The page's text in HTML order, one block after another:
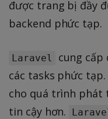
được trang bị đầy
backend phức tạp.
Laravel
cung cấp
các tasks phức
cho quá trình phát
tin cậy hơn.